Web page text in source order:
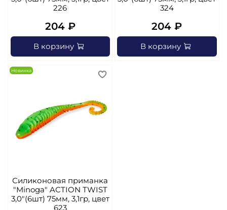
226
204 ₽
В корзину
324
204 ₽
В корзину
Новинка
Силиконовая приманка
"Minoga" AСTION TWIST
3,0"(6шт) 75мм, 3,1гр, цвет
623